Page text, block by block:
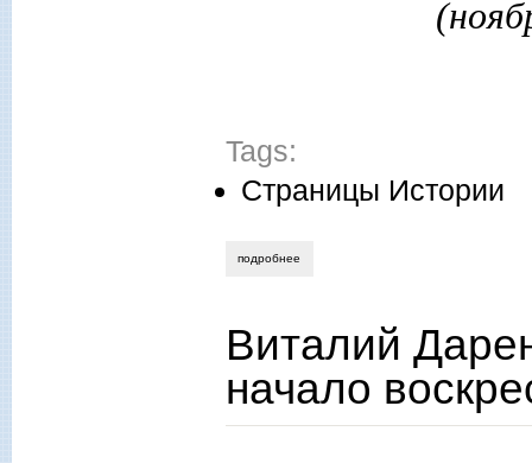
Tags:
Страницы Истории
подробнее
Виталий
начало